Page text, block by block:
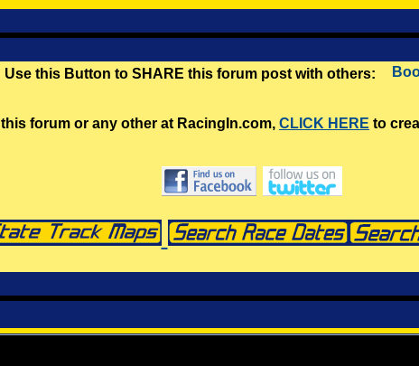
Use this Button to SHARE this forum post with others:
forum or any other at RacingIn.com, CLICK HERE to